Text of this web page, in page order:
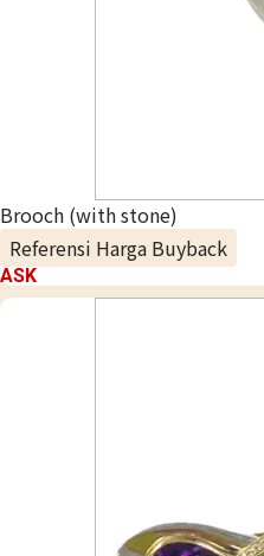
Brooch (with stone)
Referensi Harga Buyback
ASK